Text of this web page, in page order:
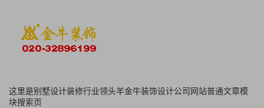
这里是别墅设计装修行业领头羊金牛装饰设计公司网站普通文章模
块搜索页